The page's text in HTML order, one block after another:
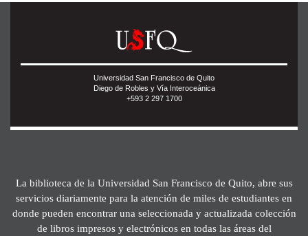
Universidad San Francisco de Quito
Diego de Robles y Vía Interoceánica
+593 2 297 1700
La biblioteca de la Universidad San Francisco de Quito, abre sus
servicios diariamente para la atención de miles de estudiantes en
donde pueden encontrar una seleccionada y actualizada colección
de libros impresos y electrónicos en todas las áreas del